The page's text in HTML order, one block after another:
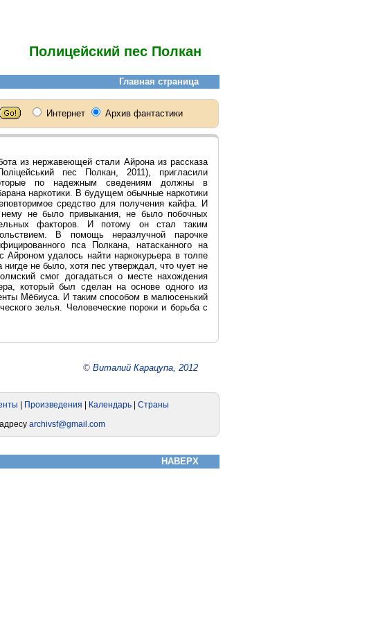
Полицейский пес Полкан
из нержавеющей стали Айрона из рассказа
пес Полкан, 2011), пригласили
по надежным сведениям должны в
наркотики. В будущем обычные наркотики
средство для получения кайфа. И
не было привыкания, не было побочных
факторов. И потому он стал таким
В помощь неразлучной парочке
пса Полкана, натасканного на
удалось найти наркокурьера в толпе
не было, хотя пес утверждал, что чует не
смог догадаться о месте нахождения
который был сделан на основе одного из
Мёбиуса. И таким способом в малюсенький
зелья. Человеческие пороки и борьба с
© Виталий Карацупа, 2012
НАВЕРХ